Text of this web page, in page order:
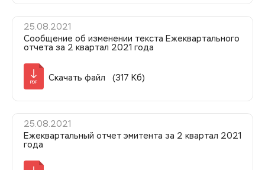
25.08.2021
Сообщение об изменении текста Ежеквартального
отчета за 2 квартал 2021 года
PDF
Скачать файл (317 Кб)
25.08.2021
Ежеквартальный отчет эмитента за 2 квартал 2021
года